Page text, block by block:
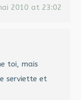
2010 at 23:02
toi, mais
serviette et